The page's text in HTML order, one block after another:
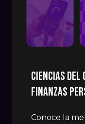
Ciencias
finanzas
Conoce la